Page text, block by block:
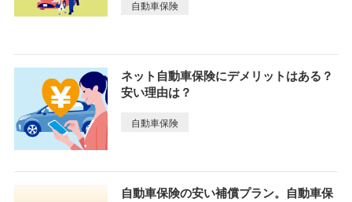
自動車保険
ネット自動車保険にデメリットはある？
安い理由は？
自動車保険
自動車保険の安い補償プラン。自動車保